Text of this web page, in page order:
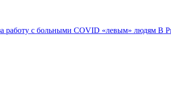
работу с больными COVID «левым» людям В